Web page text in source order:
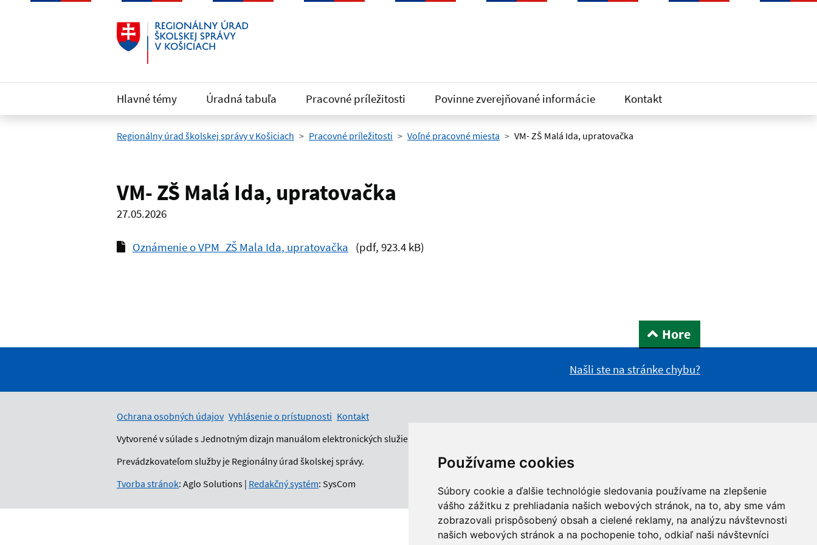
Používame cookies
Súbory cookie a ďalšie technológie sledovania používame na zlepšenie
vášho zážitku z prehliadania našich webových stránok, na to, aby sme vám
zobrazovali prispôsobený obsah a cielené reklamy, na analýzu návštevnosti
našich webových stránok a na pochopenie toho, odkiaľ naši návštevníci
Preskočiť na hlavný obsah
Hlavné témy Úradná tabuľa Pracovné príležitosti Povinne zverejňované informácie Kontakt
Regionálny úrad školskej správy v Košiciach Pracovné príležitosti Voľné pracovné miesta VM- ZŠ Malá Ida, upratovačka
VM- ZŠ Malá Ida, upratovačka
27.05.2026
Oznámenie o VPM_ZŠ Mala Ida, upratovačka (pdf, 923.4 kB)
Hore
Našli ste na stránke chybu?
Ochrana osobných údajov Vyhlásenie o prístupnosti Kontakt
Vytvorené v súlade s Jednotným dizajn manuálom elektronických služieb.
Prevádzkovateľom služby je Regionálny úrad školskej správy.
Tvorba stránok: Aglo Solutions | Redakčný systém: SysCom